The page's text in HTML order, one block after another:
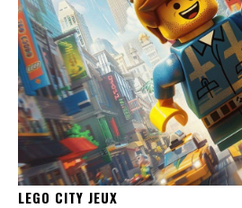
LEGO CITY JEUX